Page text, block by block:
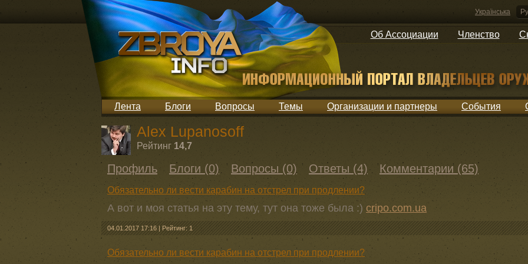
Українська
Об Ассоциации Членство
Лента Блоги Вопросы Темы Организации и партнеры События
Alex Lupanosoff
Рейтинг 14,7
Профиль Блоги (0) Вопросы (0) Ответы (4) Комментарии (65)
Обязательно ли вести карабин на отстрел при продлении?
А вот и моя статья на эту тему, тут она тоже была :) cripo.com.ua
04.01.2017 17:16 | Рейтинг: 1
Обязательно ли вести карабин на отстрел при продлении?